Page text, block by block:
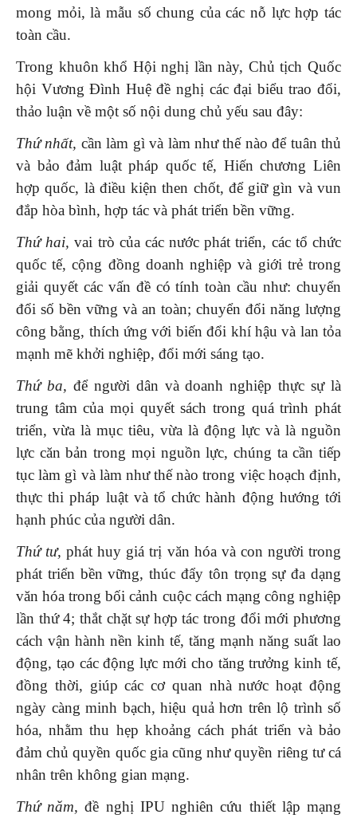
mong mỏi, là mẫu số chung của các nỗ lực hợp tác
toàn cầu.
Trong khuôn khổ Hội nghị lần này, Chủ tịch Quốc
hội Vương Đình Huệ đề nghị các đại biểu trao đổi,
thảo luận về một số nội dung chủ yếu sau đây:
Thứ nhất, cần làm gì và làm như thế nào để tuân thủ
và bảo đảm luật pháp quốc tế, Hiến chương Liên
hợp quốc, là điều kiện then chốt, để giữ gìn và vun
đắp hòa bình, hợp tác và phát triển bền vững.
Thứ hai, vai trò của các nước phát triển, các tổ chức
quốc tế, cộng đồng doanh nghiệp và giới trẻ trong
giải quyết các vấn đề có tính toàn cầu như: chuyển
đổi số bền vững và an toàn; chuyển đổi năng lượng
công bằng, thích ứng với biến đổi khí hậu và lan tỏa
mạnh mẽ khởi nghiệp, đổi mới sáng tạo.
Thứ ba, để người dân và doanh nghiệp thực sự là
trung tâm của mọi quyết sách trong quá trình phát
triển, vừa là mục tiêu, vừa là động lực và là nguồn
lực căn bản trong mọi nguồn lực, chúng ta cần tiếp
tục làm gì và làm như thế nào trong việc hoạch định,
thực thi pháp luật và tổ chức hành động hướng tới
hạnh phúc của người dân.
Thứ tư,phát huy giá trị văn hóa và con người trong
phát triển bền vững, thúc đẩy tôn trọng sự đa dạng
văn hóa trong bối cảnh cuộc cách mạng công nghiệp
lần thứ 4; thắt chặt sự hợp tác trong đổi mới phương
cách vận hành nền kinh tế, tăng mạnh năng suất lao
động, tạo các động lực mới cho tăng trưởng kinh tế,
đồng thời, giúp các cơ quan nhà nước hoạt động
ngày càng minh bạch, hiệu quả hơn trên lộ trình số
hóa, nhằm thu hẹp khoảng cách phát triển và bảo
đảm chủ quyền quốc gia cũng như quyền riêng tư cá
nhân trên không gian mạng.
Thứ năm, đề nghị IPU nghiên cứu thiết lập mạng